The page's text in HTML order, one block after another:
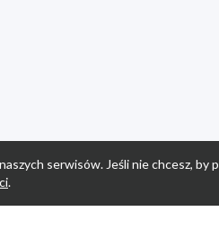
serwisów. Jeśli nie chcesz,
.